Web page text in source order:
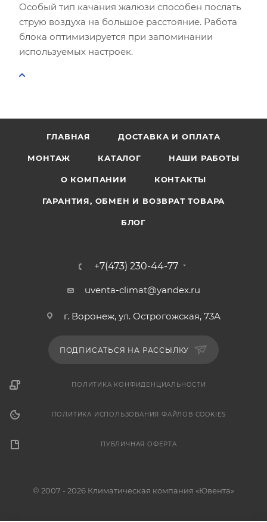
Особый тип качания жалюзи способен послать
струю воздуха на большое расстояние. Работа
блока оптимизируется при запоминании
используемых настроек.
ГЛАВНАЯ ДОСТАВКА И ОПЛАТА
МОНТАЖ КАТАЛОГ НАШИ РАБОТЫ
О КОМПАНИИ КОНТАКТЫ
ГАРАНТИЯ, ОБМЕН И ВОЗВРАТ ТОВАРА
БЛОГ
+7(473) 230-44-77
uventa-climat@yandex.ru
г. Воронеж, ул. Острогожская, 73А
ПОДПИСАТЬСЯ НА РАССЫЛКУ
ПОЛИТИКА КОНФИДЕНЦИАЛЬНОСТИ
ПОЛИТИКА ИСПОЛЬЗОВАНИЯ ФАЙЛОВ COOKIES
ПУБЛИЧНАЯ ОФЕРТА
© 2007 - 2026 Климатическая компания «Ювента»